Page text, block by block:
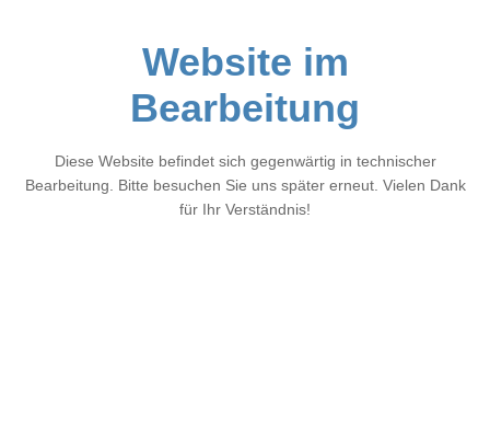
Website im
Bearbeitung
Diese Website befindet sich gegenwärtig in technischer
Bearbeitung. Bitte besuchen Sie uns später erneut. Vielen Dank
für Ihr Verständnis!